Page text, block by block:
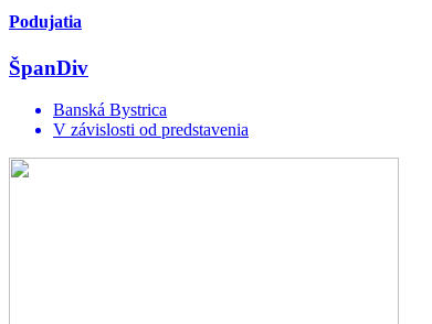
Podujatia
ŠpanDiv
Banská Bystrica
V závislosti od predstavenia